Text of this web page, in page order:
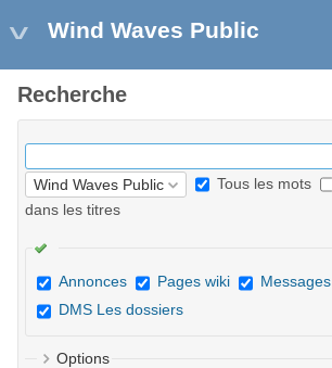
Wind Waves Public
Recherche
Tous les mots
dans les titres
Annonces Pages wiki Messages
DMS Les dossiers
Options